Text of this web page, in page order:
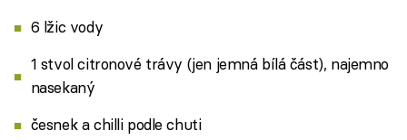
6 lžic vody
1 stvol citronové trávy (jen jemná bílá část), najemno
nasekaný
česnek a chilli podle chuti